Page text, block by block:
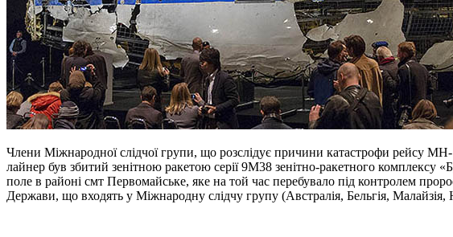
Члени Міжнародної слідчої групи, що розслідує причини катастрофи рейсу
лайнер був збитий зенітною ракетою серії 9М38 зенітно-ракетного комплексу
поле в районі смт Первомайське, яке на той час перебувало під контролем
Держави, що входять у Міжнародну слідчу групу (Австралія, Бельгія, Малайзія,